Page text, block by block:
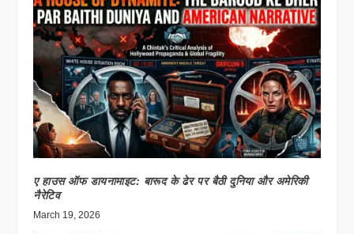
ए हाउस ऑफ डायनामाइट: बारूद के ढेर पर बैठी दुनिया और अमेरिकी
नैरेटिव
March 19, 2026